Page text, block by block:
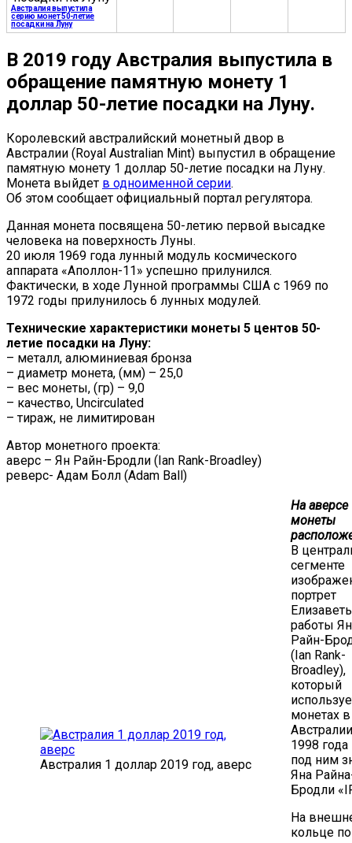
Австралия выпустила
серию монет 50-летие
посадки на Луну
В 2019 году Австралия выпустила в
обращение памятную монету 1
доллар 50-летие посадки на Луну.
Королевский австралийский монетный двор в
Австралии (Royal Australian Mint) выпустил в обращение
памятную монету 1 доллар 50-летие посадки на Луну.
Монета выйдет в одноименной серии.
Об этом сообщает официальный портал регулятора.
Данная монета посвящена 50-летию первой высадке
человека на поверхность Луны.
20 июля 1969 года лунный модуль космического
аппарата «Аполлон-11» успешно прилунился.
Фактически, в ходе Лунной программы США с 1969 по
1972 годы прилунилось 6 лунных модулей.
Технические характеристики монеты 5 центов 50-
летие посадки на Луну:
– металл, алюминиевая бронза
– диаметр монета, (мм) – 25,0
– вес монеты, (гр) – 9,0
– качество, Uncirculated
– тираж, не лимитирован
Автор монетного проекта:
аверс – Ян Райн-Бродли (Ian Rank-Broadley)
реверс- Адам Болл (Adam Ball)
Австралия 1 доллар 2019 год, аверс
На аверсе
монеты
В
сегменте
портрет
работы
Райн-
(Ian Rank-
Broadley),
который
монетах в
1998 года
под ним
Яна
Бродли
На
кольце